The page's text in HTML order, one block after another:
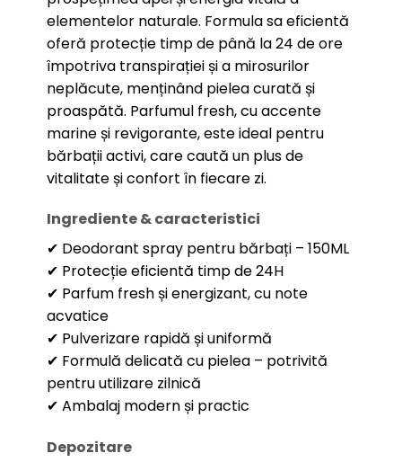
elementelor naturale. Formula sa eficientă
oferă protecție timp de până la 24 de ore
împotriva transpirației și a mirosurilor
neplăcute, menținând pielea curată și
proaspătă. Parfumul fresh, cu accente
marine și revigorante, este ideal pentru
bărbații activi, care caută un plus de
vitalitate și confort în fiecare zi.
Ingrediente & caracteristici
✔ Deodorant spray pentru bărbați – 150ML
✔ Protecție eficientă timp de 24H
✔ Parfum fresh și energizant, cu note
acvatice
✔ Pulverizare rapidă și uniformă
✔ Formulă delicată cu pielea – potrivită
pentru utilizare zilnică
✔ Ambalaj modern și practic
Depozitare